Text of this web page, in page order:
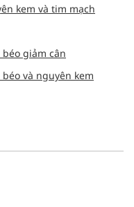
kem và tim mạch
béo giảm cân
và nguyên kem